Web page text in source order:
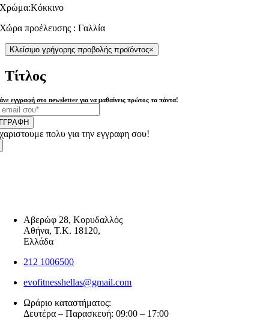
Χρώμα:Κόκκινο
Χώρα προέλευσης : Γαλλία
Κλείσιμο γρήγορης προβολής προϊόντος×
Τίτλος
εγγραφή στο newsletter για να μαθαίνεις πρώτος τα πάντα!
πολυ για την εγγραφη σου!
Αβερώφ 28, Κορυδαλλός
Αθήνα, Τ.Κ. 18120,
Ελλάδα
212 1006500
evofitnesshellas@gmail.com
Ωράριο καταστήματος:
Δευτέρα – Παρασκευή: 09:00 – 17:00